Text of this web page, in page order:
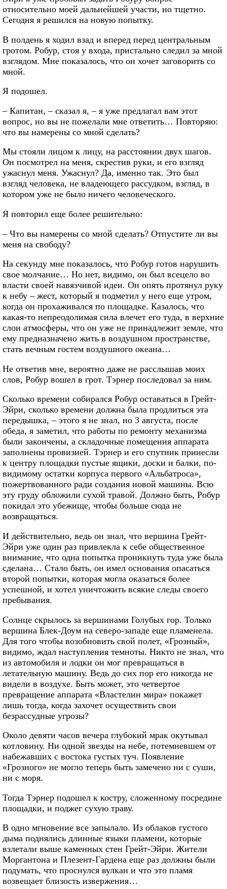
относительно моей дальнейшей участи, но тщетно.
Сегодня я решился на новую попытку.
В полдень я ходил взад и вперед перед центральным
гротом. Робур, стоя у входа, пристально следил за мной
взглядом. Мне показалось, что он хочет заговорить со
мной.
Я подошел.
– Капитан, – сказал я, – я уже предлагал вам этот
вопрос, но вы не пожелали мне ответить… Повторяю:
что вы намерены со мной сделать?
Мы стояли лицом к лицу, на расстоянии двух шагов.
Он посмотрел на меня, скрестив руки, и его взгляд
ужаснул меня. Ужаснул? Да, именно так. Это был
взгляд человека, не владеющего рассудком, взгляд, в
котором уже не было ничего человеческого.
Я повторил еще более решительно:
– Что вы намерены со мной сделать? Отпустите ли вы
меня на свободу?
На секунду мне показалось, что Робур готов нарушить
свое молчание… Но нет, видимо, он был всецело во
власти своей навязчивой идеи. Он опять протянул руку
к небу – жест, который я подметил у него еще утром,
когда он прохаживался по площадке. Казалось, что
какая-то непреодолимая сила влечет его туда, в верхние
слои атмосферы, что он уже не принадлежит земле, что
ему предназначено жить в воздушном пространстве,
стать вечным гостем воздушного океана…
Не ответив мне, вероятно даже не расслышав моих
слов, Робур вошел в грот. Тэрнер последовал за ним.
Сколько времени собирался Робур оставаться в Грейт-
Эйри, сколько времени должна была продлиться эта
передышка, – этого я не знал, но 3 августа, после
обеда, я заметил, что работы по ремонту механизма
были закончены, а складочные помещения аппарата
заполнены провизией. Тэрнер и его спутник принесли
к центру площадки пустые ящики, доски и балки, по-
видимому остатки корпуса первого «Альбатроса»,
пожертвованного ради создания новой машины. Всю
эту груду обложили сухой травой. Должно быть, Робур
покидал это убежище, чтобы больше сюда не
возвращаться.
И действительно, ведь он знал, что вершина Грейт-
Эйри уже один раз привлекла к себе общественное
внимание, что одна попытка проникнуть туда уже была
сделана… Стало быть, он имел основания опасаться
второй попытки, которая могла оказаться более
успешной, и хотел уничтожить всякие следы своего
пребывания.
Солнце скрылось за вершинами Голубых гор. Только
вершина Блек-Доум на северо-западе еще пламенела.
Для того чтобы возобновить свой полет, «Грозный»,
видимо, ждал наступления темноты. Никто не знал, что
из автомобиля и лодки он мог превращаться в
летательную машину. Ведь до сих пор его никогда не
видели в воздухе. Быть может, это четвертое
превращение аппарата «Властелин мира» покажет
лишь тогда, когда захочет осуществить свои
безрассудные угрозы?
Около девяти часов вечера глубокий мрак окутывал
котловину. Ни одной звезды на небе, потемневшем от
набежавших с востока густых туч. Появление
«Грозного» не могло теперь быть замечено ни с суши,
ни с моря.
Тогда Тэрнер подошел к костру, сложенному посредине
площадки, и поджег сухую траву.
В одно мгновение все запылало. Из облаков густого
дыма поднялись длинные языки пламени, которые
взлетали выше каменных стен Грейт-Эйри. Жители
Моргантона и Плезент-Гардена еще раз должны были
подумать, что проснулся вулкан и что это пламя
возвещает близость извержения…